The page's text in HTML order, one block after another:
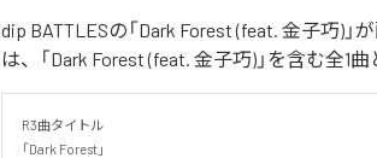
dip BATTLESの「Dark Forest (feat. 金子巧)
は、「Dark Forest (feat. 金子巧)」を含む全1曲
R3曲タイトル
「Dark Forest」